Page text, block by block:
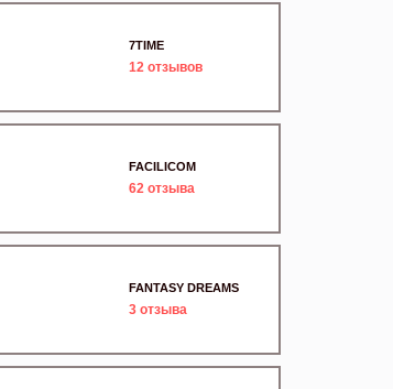
7TIME
12 отзывов
FACILICOM
62 отзыва
FANTASY DREAMS
3 отзыва